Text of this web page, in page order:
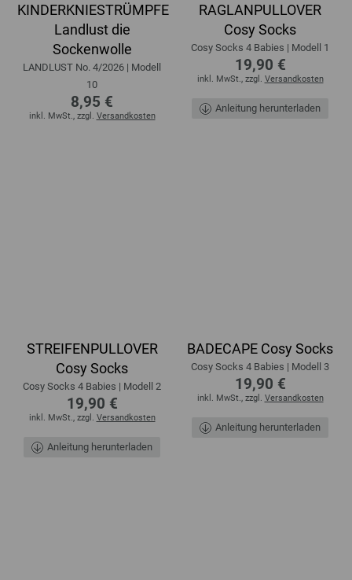
KINDERKNIESTRÜMPFE
Landlust die
Sockenwolle
LANDLUST No. 4/2026 | Modell
10
8,95 €
inkl. MwSt., zzgl. Versandkosten
RAGLANPULLOVER
Cosy Socks
Cosy Socks 4 Babies | Modell 1
19,90 €
inkl. MwSt., zzgl. Versandkosten
Anleitung herunterladen
STREIFENPULLOVER
Cosy Socks
Cosy Socks 4 Babies | Modell 2
19,90 €
inkl. MwSt., zzgl. Versandkosten
Anleitung herunterladen
BADECAPE Cosy Socks
Cosy Socks 4 Babies | Modell 3
19,90 €
inkl. MwSt., zzgl. Versandkosten
Anleitung herunterladen